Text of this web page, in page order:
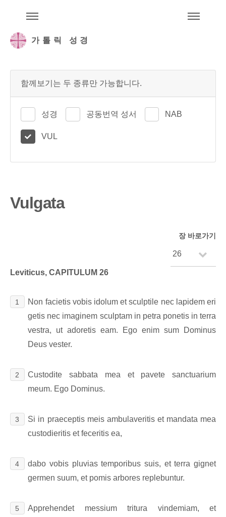
가톨릭 성경
함께보기는 두 종류만 가능합니다.
성경 공동번역 성서 NAB
VUL
Vulgata
장 바로가기
Leviticus, CAPITULUM 26
1
Non facietis vobis idolum et sculptile nec lapidem eri
getis nec imaginem sculptam in petra ponetis in terra
vestra, ut adoretis eam. Ego enim sum Dominus
Deus vester.
2
Custodite sabbata mea et pavete sanctuarium
meum. Ego Dominus.
3
Si in praeceptis meis ambulaveritis et mandata mea
custodieritis et feceritis ea,
4
dabo vobis pluvias temporibus suis, et terra gignet
germen suum, et pomis arbores replebuntur.
5
Apprehendet messium tritura vindemiam, et